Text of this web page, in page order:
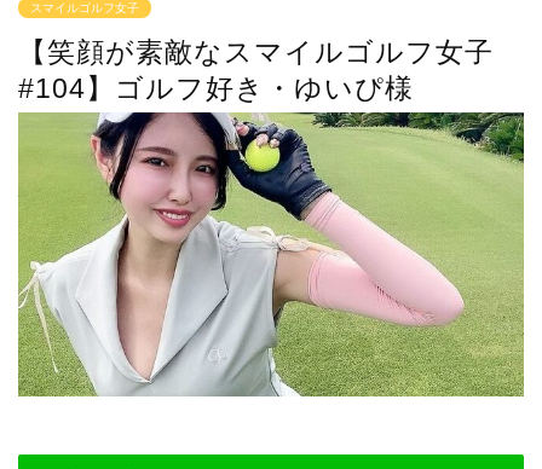
スマイルゴルフ女子
【笑顔が素敵なスマイルゴルフ女子
#104】ゴルフ好き・ゆいぴ様